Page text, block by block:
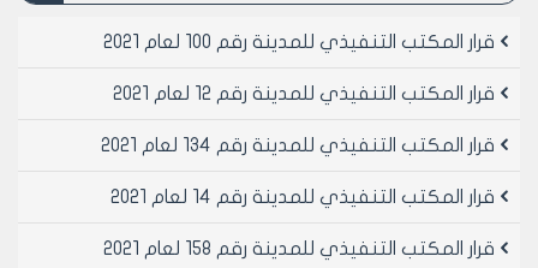
- وعلى كتاب مديرية الفنية- مكتب امانة الخارطة المؤرخ
في 15/6/1998 المتضمن:
انصاري حول القانون /60/ لعام 1979 وحيث اننا سبق ان بينا
لجنة القانون المؤرخ في 24/3/1996 (المرفق صورة عنه)
على تقسيم العقار /380/ انصاري وفق التكليف المساحي
قرار المكتب التنفيذي للمدينة رقم 100 لعام 2021
قرار المكتب التنفيذي للمدينة رقم 12 لعام 2021
قرار المكتب التنفيذي للمدينة رقم 134 لعام 2021
قرار المكتب التنفيذي للمدينة رقم 14 لعام 2021
قرار المكتب التنفيذي للمدينة رقم 158 لعام 2021